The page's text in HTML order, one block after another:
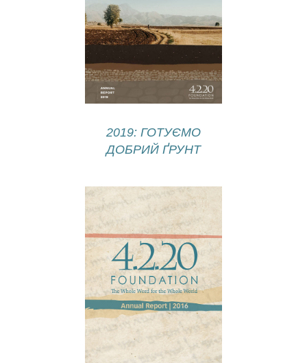
2019: ГОТУЄМО
ДОБРИЙ ҐРУНТ